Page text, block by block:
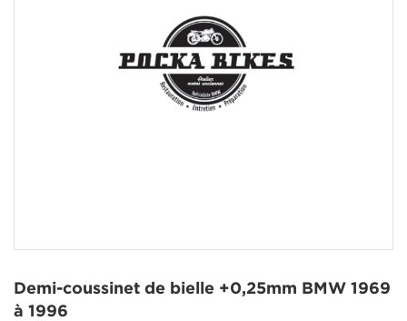
Demi-coussinet de bielle +0,25mm BMW 1969
à 1996